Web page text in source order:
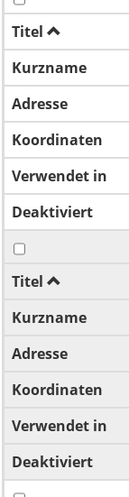
Titel
Kurzname
Adresse
Koordinaten
Verwendet in
Deaktiviert
Titel
Kurzname
Adresse
Koordinaten
Verwendet in
Deaktiviert